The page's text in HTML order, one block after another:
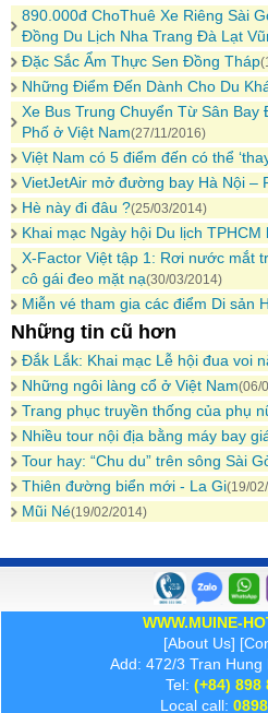
890.000đ ChoThuê Xe Riêng Sài
Đồng Du Lịch Nha Trang Đà Lạt
Đặc Sắc Ẩm Thực Sen Đồng Tháp
Những Điểm Đến Dành Cho Du
Xe Bus Trung Chuyển Từ Sân Bay
Phố ở Việt Nam(27/11/2016)
Việt Nam có 5 điểm đến có thể
VietJetAir mở đường bay Hà Nội –
Hè này đi đâu ?(25/03/2014)
Khai mạc Ngày hội Du lịch TPHCM
X-Factor Việt tập 1: Rơi nước mắt
cô gái đeo mặt nạ(30/03/2014)
Miễn vé tham gia các điểm Di sản
Những tin cũ hơn
Đắk Lắk: Khai mạc Lễ hội đua voi
Những ngôi làng cổ ở Việt Nam(06/
Trang phục truyền thống của phụ
Nhiều tour nội địa bằng máy bay
Tour hay: “Chu du” trên sông Sài
Thiên đường biển mới - La Gi(19/
Mũi Né(19/02/2014)
WWW.MUINE-
[About Us] [
Add: 472/3 Tran Hung
Tel: (+84) 898
Local call: